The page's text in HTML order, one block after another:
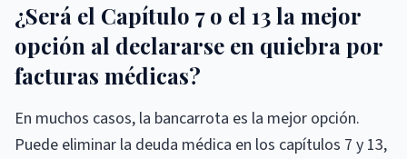
¿Será el Capítulo 7 o el 13 la mejor
opción al declararse en quiebra por
facturas médicas?
En muchos casos, la bancarrota es la mejor opción.
Puede eliminar la deuda médica en los capítulos 7 y 13,